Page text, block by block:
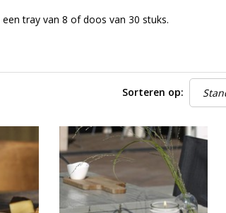
tray van 8 of doos van 30 stuks.
Sorteren op: